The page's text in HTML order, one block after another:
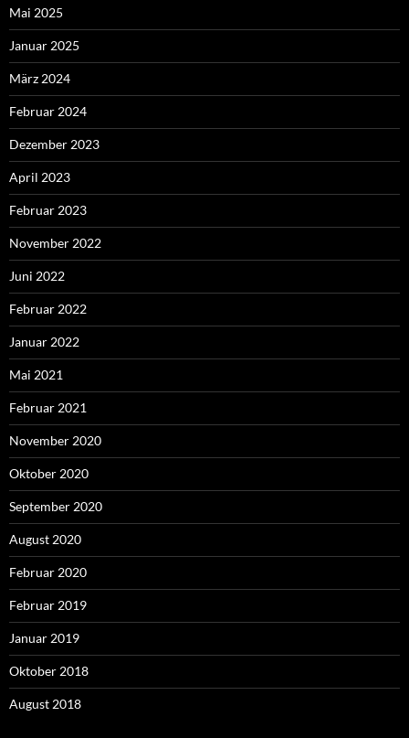
Mai 2025
Januar 2025
März 2024
Februar 2024
Dezember 2023
April 2023
Februar 2023
November 2022
Juni 2022
Februar 2022
Januar 2022
Mai 2021
Februar 2021
November 2020
Oktober 2020
September 2020
August 2020
Februar 2020
Februar 2019
Januar 2019
Oktober 2018
August 2018